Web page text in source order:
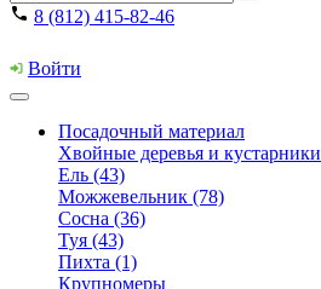
8 (812) 415-82-46
Войти
Посадочный материал
Хвойные деревья и кустарники
Ель (43)
Можжевельник (78)
Сосна (36)
Туя (43)
Пихта (1)
Крупномеры